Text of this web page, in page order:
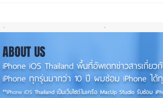
หรือ Ultra 📱
ABOUT US
iPhone iOS Thailand พื้นที่อัพเดทข่าวสารเกี่ย
iPhone ทุกรุ่นมากว่า 10 ปี ผมซ่อม iPhone ได้
**iPhone iOS Thailand เป็นเว็บไซต์ในเครือ MacUp Studio รับซ่อม